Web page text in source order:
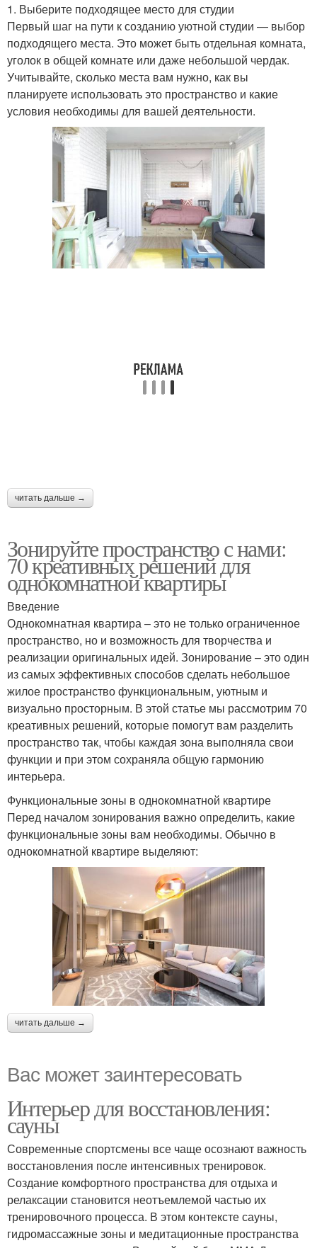
1. Выберите подходящее место для студии
Первый шаг на пути к созданию уютной студии — выбор
подходящего места. Это может быть отдельная комната,
уголок в общей комнате или даже небольшой чердак.
Учитывайте, сколько места вам нужно, как вы
планируете использовать это пространство и какие
условия необходимы для вашей деятельности.
читать дальше →
Зонируйте пространство с нами:
70 креативных решений для
однокомнатной квартиры
Введение
Однокомнатная квартира – это не только ограниченное
пространство, но и возможность для творчества и
реализации оригинальных идей. Зонирование – это один
из самых эффективных способов сделать небольшое
жилое пространство функциональным, уютным и
визуально просторным. В этой статье мы рассмотрим 70
креативных решений, которые помогут вам разделить
пространство так, чтобы каждая зона выполняла свои
функции и при этом сохраняла общую гармонию
интерьера.
Функциональные зоны в однокомнатной квартире
Перед началом зонирования важно определить, какие
функциональные зоны вам необходимы. Обычно в
однокомнатной квартире выделяют:
читать дальше →
Вас может заинтересовать
Интерьер для восстановления:
сауны
Современные спортсмены все чаще осознают важность
восстановления после интенсивных тренировок.
Создание комфортного пространства для отдыха и
релаксации становится неотъемлемой частью их
тренировочного процесса. В этом контексте сауны,
гидромассажные зоны и медитационные пространства